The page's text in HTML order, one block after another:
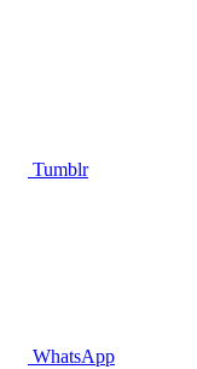
Tumblr
WhatsApp